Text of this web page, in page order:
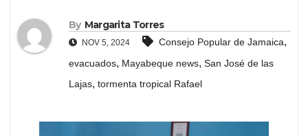
By Margarita Torres
NOV 5, 2024 Consejo Popular de Jamaica,
evacuados, Mayabeque news, San José de las
Lajas, tormenta tropical Rafael